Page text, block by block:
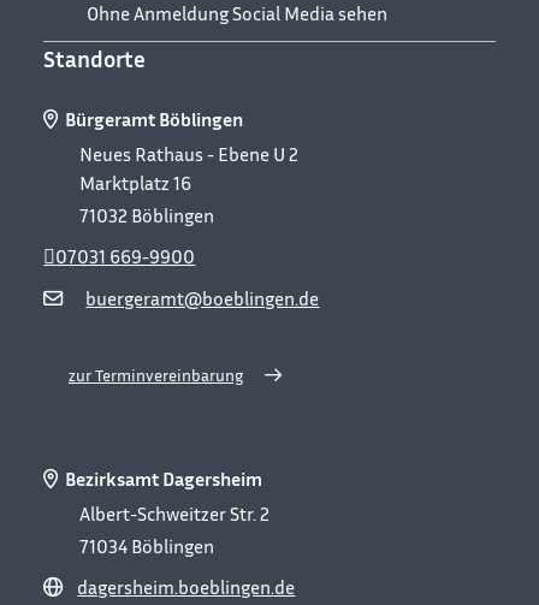
Ohne Anmeldung Social Media sehen
Standorte
Bürgeramt Böblingen
Neues Rathaus - Ebene U 2
Marktplatz 16
71032 Böblingen
buergeramt@boeblingen.de
07031 669-9900
zur Terminvereinbarung
Bezirksamt Dagersheim
Albert-Schweitzer Str. 2
71034 Böblingen
dagersheim.boeblingen.de